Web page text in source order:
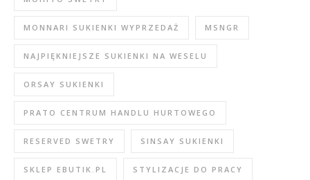
MONNARI SUKIENKI WYPRZEDAŻ MSNGR
NAJPIĘKNIEJSZE SUKIENKI NA WESELU
ORSAY SUKIENKI
PRATO CENTRUM HANDLU HURTOWEGO
RESERVED SWETRY SINSAY SUKIENKI
SKLEP EBUTIK.PL STYLIZACJE DO PRACY